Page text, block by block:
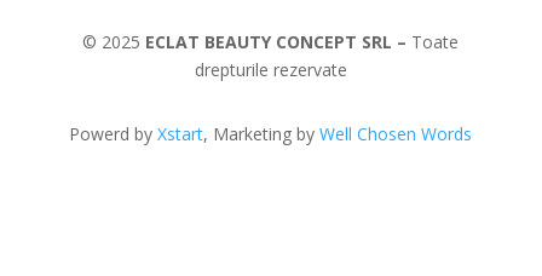
© 2025 ECLAT BEAUTY CONCEPT SRL – Toate
drepturile rezervate
Powerd byXstart, Marketing byWell Chosen Words